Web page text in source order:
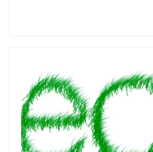
o
k
n ti
r